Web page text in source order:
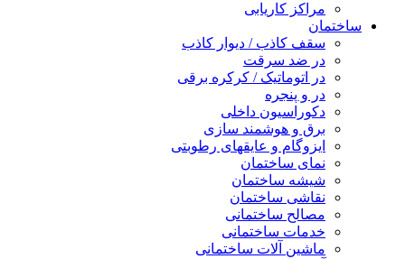
مراکز کاریابی
ساختمان
سقف کاذب / دیوار کاذب
در ضد سرقت
در اتوماتیک / کرکره برقی
در و پنجره
دکوراسیون داخلی
برق و هوشمند سازی
ایزوگام و عایقهای رطوبتی
نمای ساختمان
شیشه ساختمان
نقاشی ساختمان
مصالح ساختمانی
خدمات ساختمانی
ماشین آلات ساختمانی